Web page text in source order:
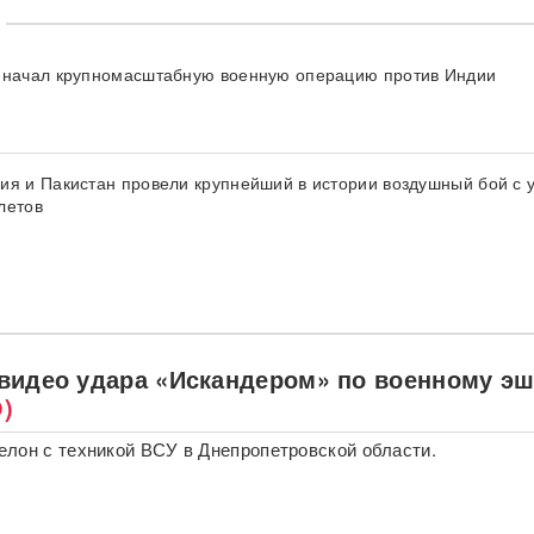
начал крупномасштабную военную операцию против Индии
и Пакистан провели крупнейший в истории воздушный бой с
удара «Искандером» по военному
с техникой ВСУ в Днепропетровской области.